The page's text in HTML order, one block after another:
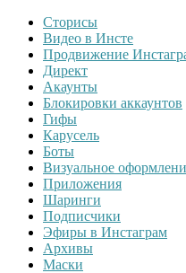
Сторисы
Видео в Инсте
Продвижение
Директ
Акаунты
Блокировки аккаунтов
Гифы
Карусель
Боты
Визуальное
Приложения
Шаринги
Подписчики
Эфиры в Инстаграм
Архивы
Маски